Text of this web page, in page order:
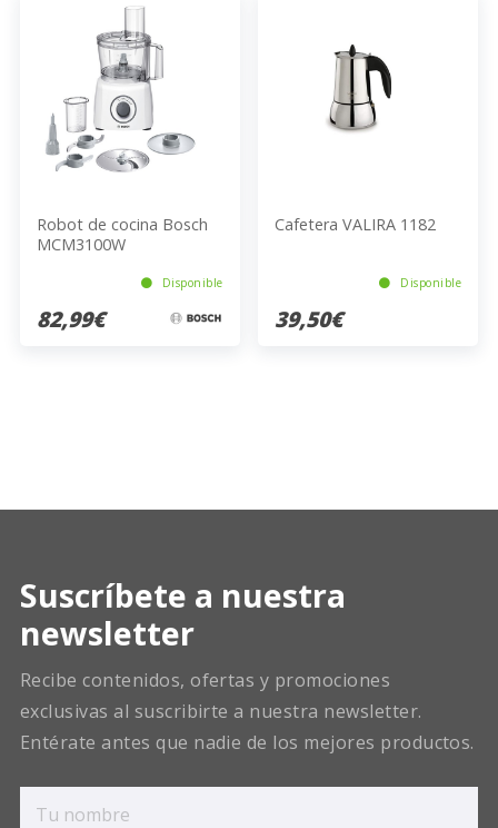
Robot de cocina Bosch
MCM3100W
Disponible
82,99€
Cafetera VALIRA 1182
Disponible
39,50€
Suscríbete a nuestra
newsletter
Recibe contenidos, ofertas y promociones
exclusivas al suscribirte a nuestra newsletter.
Entérate antes que nadie de los mejores productos.